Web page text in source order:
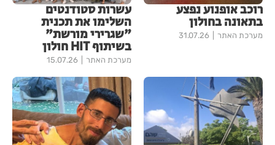
רוכב אופנוע נפצע
בתאונה בחולון
מערכת האתר 31.07.26
עשרות סטודנטים
השלימו את תכנית
"שגרירי מורשת"
בשיתוף HIT חולון
מערכת האתר 15.07.26